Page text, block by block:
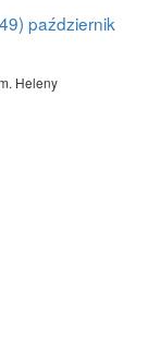
październik
Heleny